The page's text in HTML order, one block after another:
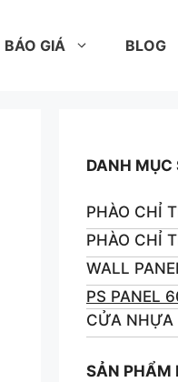
BÁO GIÁ BLOG
DANH MỤC
PHÀO CHỈ
PHÀO CHỈ
WALL
PS PANEL
CỬA NHỰA
SẢN PHẨM